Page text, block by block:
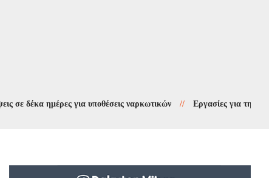
ημέρες για υποθέσεις ναρκωτικών // Εργασίες για την